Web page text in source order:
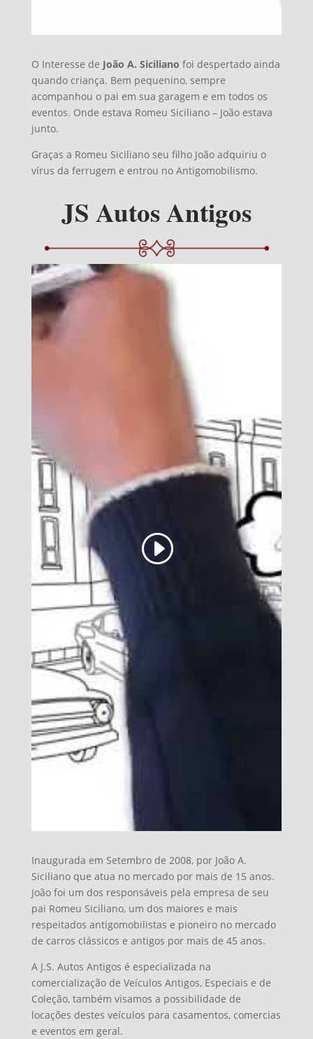
O Interesse de João A. Siciliano foi despertado ainda
quando criança. Bem pequenino, sempre
acompanhou o pai em sua garagem e em todos os
eventos. Onde estava Romeu Siciliano – João estava
junto.
Graças a Romeu Siciliano seu filho João adquiriu o
vírus da ferrugem e entrou no Antigomobilismo.
JS Autos Antigos
Inaugurada em Setembro de 2008, por João A.
Siciliano que atua no mercado por mais de 15 anos.
João foi um dos responsáveis pela empresa de seu
pai Romeu Siciliano, um dos maiores e mais
respeitados antigomobilistas e pioneiro no mercado
de carros clássicos e antigos por mais de 45 anos.
A J.S. Autos Antigos é especializada na
comercialização de Veículos Antigos, Especiais e de
Coleção, também visamos a possibilidade de
locações destes veículos para casamentos, comercias
e eventos em geral.